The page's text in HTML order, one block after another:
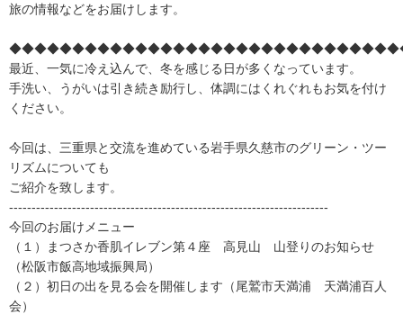
旅の情報などをお届けします。
最近、一気に冷え込んで、冬を感じる日が多くなっています。
手洗い、うがいは引き続き励行し、体調にはくれぐれもお気を付け
ください。
今回は、三重県と交流を進めている岩手県久慈市のグリーン・ツー
リズムについても
ご紹介を致します。
-----------------------------------------------------------------------
今回のお届けメニュー
（１）まつさか香肌イレブン第４座 高見山 山登りのお知らせ
（松阪市飯高地域振興局）
（２）初日の出を見る会を開催します（尾鷲市天満浦 天満浦百人
会）